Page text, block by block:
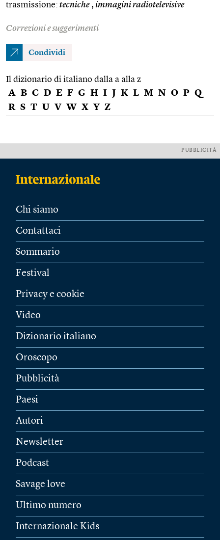
trasmissione: tecniche, immagini radiotelevisive
Correzioni e suggerimenti
Condividi
Il dizionario di italiano dalla a alla z
A B C D E F G H I J K L M N O P Q
R S T U V W X Y Z
PUBBLICITÀ
Chi siamo
Contattaci
Sommario
Festival
Privacy e cookie
Video
Dizionario italiano
Oroscopo
Pubblicità
Paesi
Autori
Newsletter
Podcast
Savage love
Ultimo numero
Internazionale Kids